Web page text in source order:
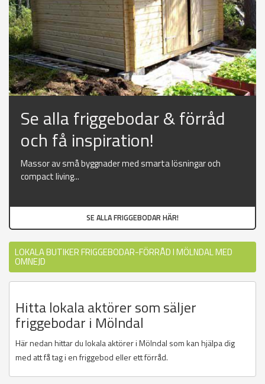
Se alla friggebodar & förråd
och få inspiration!
Massor av små byggnader med smarta lösningar och
compact living...
SE ALLA FRIGGEBODAR HÄR!
LOKALA BUTIKER FRIGGEBODAR-FÖRRÅD I MÖLNDAL MED
OMNEJD
Hitta lokala aktörer som säljer
friggebodar i Mölndal
Här nedan hittar du lokala aktörer i Mölndal som kan hjälpa dig
med att få tag i en friggebod eller ett förråd.